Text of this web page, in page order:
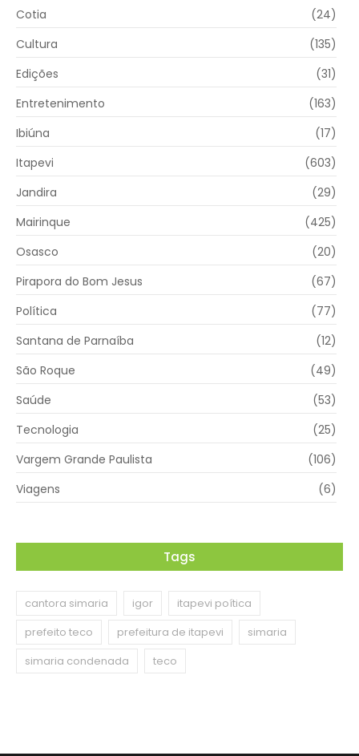
Cotia
(24)
Cultura
(135)
Edições
(31)
Entretenimento
(163)
Ibiúna
(17)
Itapevi
(603)
Jandira
(29)
Mairinque
(425)
Osasco
(20)
Pirapora do Bom Jesus
(67)
Política
(77)
Santana de Parnaíba
(12)
São Roque
(49)
Saúde
(53)
Tecnologia
(25)
Vargem Grande Paulista
(106)
Viagens
(6)
Tags
cantora simaria igor
itapevi poítica
prefeito teco
prefeitura de itapevi
simaria
simaria condenada
teco